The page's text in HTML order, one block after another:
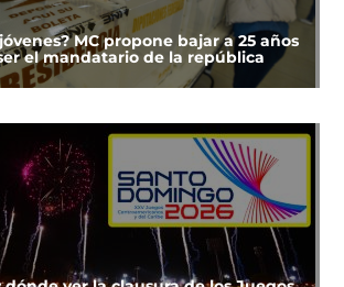
MC propone bajar a 25 años
el mandatario de la república